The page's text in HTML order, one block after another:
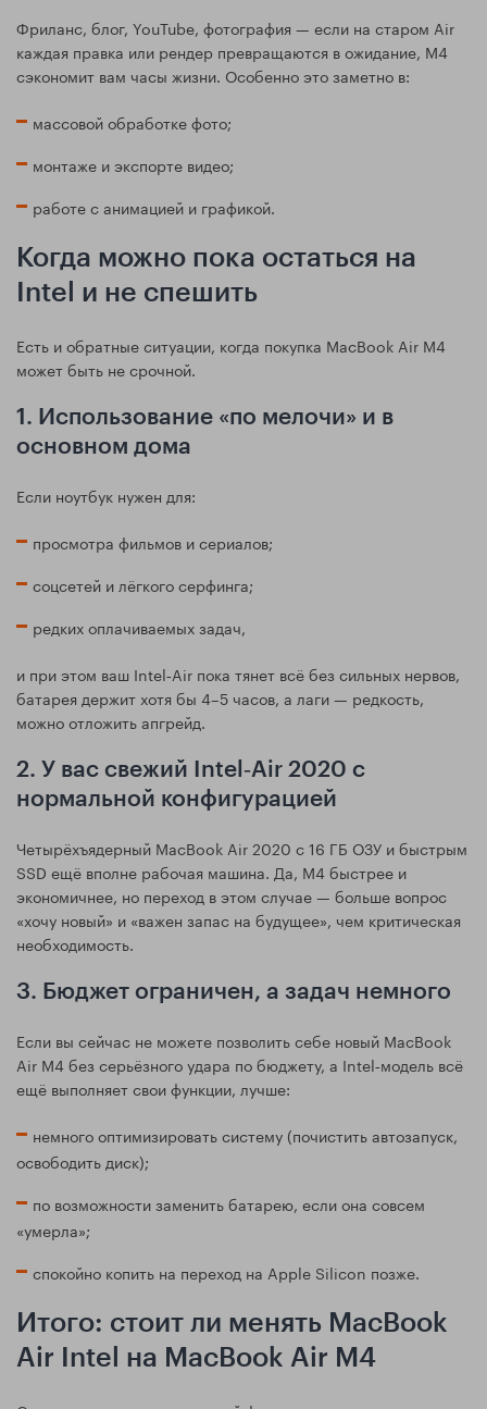
Фриланс, блог, YouTube, фотография — если на старом Air
каждая правка или рендер превращаются в ожидание, M4
сэкономит вам часы жизни. Особенно это заметно в:
массовой обработке фото;
монтаже и экспорте видео;
работе с анимацией и графикой.
Когда можно пока остаться на
Intel и не спешить
Есть и обратные ситуации, когда покупка MacBook Air M4
может быть не срочной.
1. Использование «по мелочи» и в
основном дома
Если ноутбук нужен для:
просмотра фильмов и сериалов;
соцсетей и лёгкого серфинга;
редких оплачиваемых задач,
и при этом ваш Intel‑Air пока тянет всё без сильных нервов,
батарея держит хотя бы 4–5 часов, а лаги — редкость,
можно отложить апгрейд.
2. У вас свежий Intel‑Air 2020 с
нормальной конфигурацией
Четырёхъядерный MacBook Air 2020 с 16 ГБ ОЗУ и быстрым
SSD ещё вполне рабочая машина. Да, M4 быстрее и
экономичнее, но переход в этом случае — больше вопрос
«хочу новый» и «важен запас на будущее», чем критическая
необходимость.
3. Бюджет ограничен, а задач немного
Если вы сейчас не можете позволить себе новый MacBook
Air M4 без серьёзного удара по бюджету, а Intel‑модель всё
ещё выполняет свои функции, лучше:
немного оптимизировать систему (почистить автозапуск,
освободить диск);
по возможности заменить батарею, если она совсем
«умерла»;
спокойно копить на переход на Apple Silicon позже.
Итого: стоит ли менять MacBook
Air Intel на MacBook Air M4